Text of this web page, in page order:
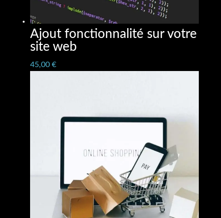
Ajout fonctionnalité sur votre
site web
45,00 €